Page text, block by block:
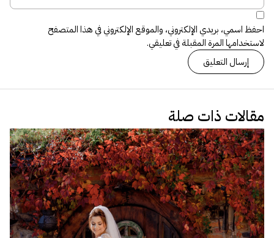
احفظ اسمي، بريدي الإلكتروني، والموقع الإلكتروني في هذا المتصفح
لاستخدامها المرة المقبلة في تعليقي.
مقالات ذات صلة